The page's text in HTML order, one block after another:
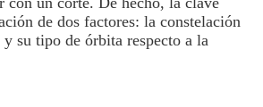
de dos factores: la constelación
y su tipo de órbita respecto a la